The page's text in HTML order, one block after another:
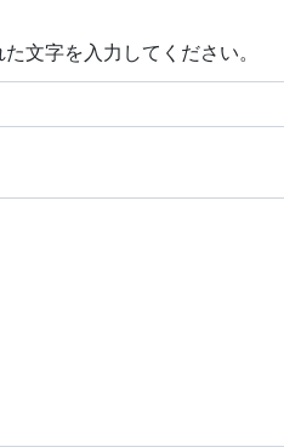
た文字を入力してください。